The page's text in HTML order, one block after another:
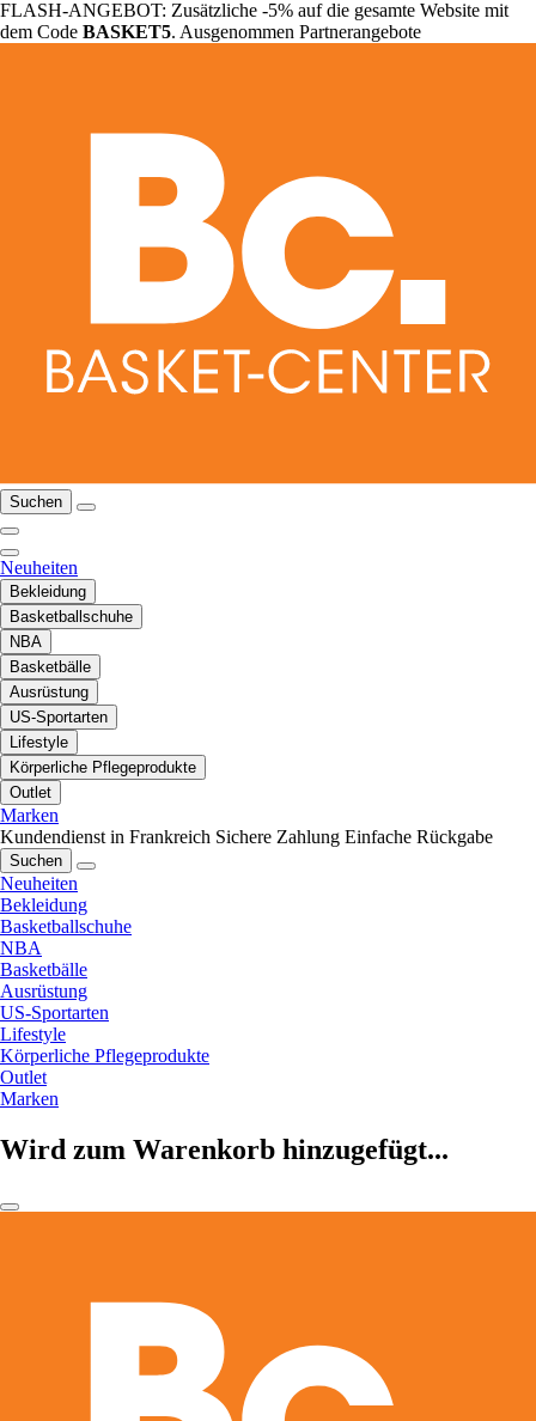
FLASH-ANGEBOT: Zusätzliche -5% auf die gesamte Website mit
dem Code BASKET5. Ausgenommen Partnerangebote
Suchen
Neuheiten
Bekleidung
Basketballschuhe
NBA
Basketbälle
Ausrüstung
US-Sportarten
Lifestyle
Körperliche Pflegeprodukte
Outlet
Marken
Kundendienst in Frankreich Sichere Zahlung Einfache Rückgabe
Suchen
Neuheiten
Bekleidung
Basketballschuhe
NBA
Basketbälle
Ausrüstung
US-Sportarten
Lifestyle
Körperliche Pflegeprodukte
Outlet
Marken
Wird zum Warenkorb hinzugefügt...